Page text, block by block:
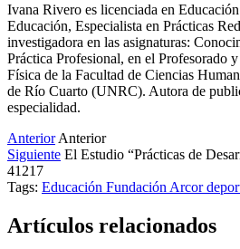
Ivana Rivero es licenciada en
Educación, Especialista en Prácticas
investigadora en las asignaturas:
Práctica Profesional, en el Profesorado
Física de la Facultad de Ciencias
de Río Cuarto (UNRC). Autora de
especialidad.
Anterior Anterior
Siguiente El Estudio “Prácticas de
41217
Tags: Educación Fundación Arcor
Artículos relacionados